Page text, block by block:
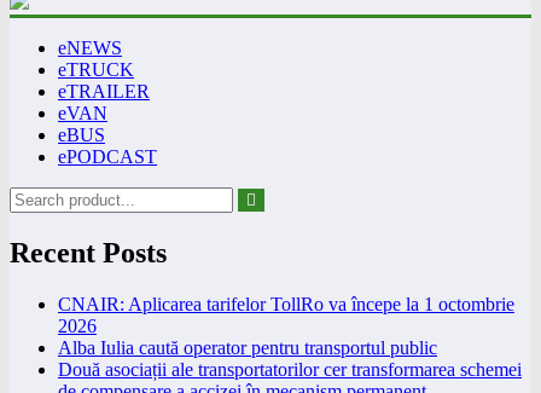
eNEWS
eTRUCK
eTRAILER
eVAN
eBUS
ePODCAST
Recent Posts
CNAIR: Aplicarea tarifelor TollRo va începe la 1 octombrie
2026
Alba Iulia caută operator pentru transportul public
Două asociații ale transportatorilor cer transformarea schemei